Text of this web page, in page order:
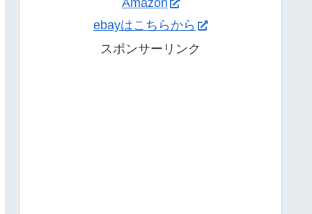
Amazon
ebayはこちらから
スポンサーリンク